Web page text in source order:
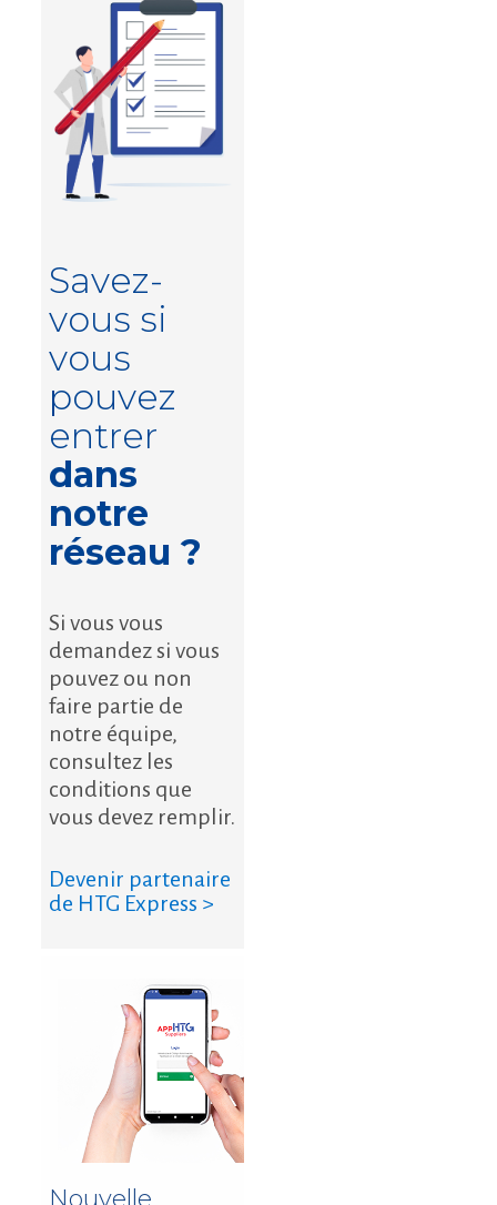
Savez-
vous si
vous
pouvez
entrer
dans
notre
réseau ?
Si vous vous
demandez si vous
pouvez ou non
faire partie de
notre équipe,
consultez les
conditions que
vous devez remplir.
Devenir partenaire
de HTG Express >
Nouvelle